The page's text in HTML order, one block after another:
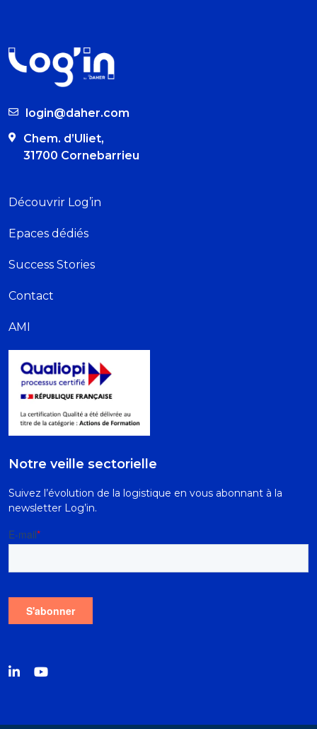
login@daher.com
Chem. d’Uliet,
31700 Cornebarrieu
Découvrir Log’in
Epaces dédiés
Success Stories
Contact
AMI
Notre veille sectorielle
Suivez l’évolution de la logistique en vous abonnant à la
newsletter Log’in.